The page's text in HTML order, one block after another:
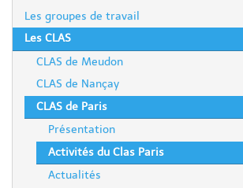
Les groupes de travail
Les CLAS
CLAS de Meudon
CLAS de Nançay
CLAS de Paris
Présentation
Activités du Clas Paris
Actualités